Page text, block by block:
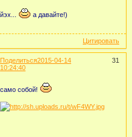
йэх... а давайте!)
Цитировать
Поделиться 31
2015-04-14
10:24:40
само собой!